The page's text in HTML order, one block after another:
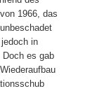
1966, das
in
Doch es gab